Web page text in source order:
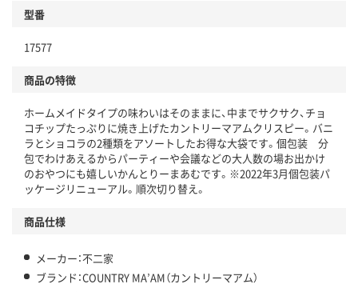
仕組
この商品の環境配慮ポイントです。下記商品詳細「
アスクル商品環境スコア詳細／加点項目
」で確認できます。
型番
17577
商品の特徴
ホームメイドタイプの味わいはそのままに、中までサクサク、チョ
コチップたっぷりに焼き上げたカントリーマアムクリスピー。バニ
ラとショコラの2種類をアソートしたお得な大袋です。個包装 分
包でわけあえるからパーティーや会議などの大人数の場お出かけ
のおやつにも嬉しいかんとりーまあむです。※2022年3月個包装パ
ッケージリニューアル。順次切り替え。
商品仕様
メーカー：不二家
ブランド：COUNTRY MA’AM（カントリーマアム）